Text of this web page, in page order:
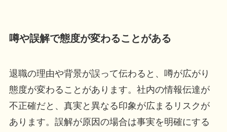
噂や誤解で態度が変わることがある
退職の理由や背景が誤って伝わると、噂が広がり
態度が変わることがあります。社内の情報伝達が
不正確だと、真実と異なる印象が広まるリスクが
あります。誤解が原因の場合は事実を明確にする